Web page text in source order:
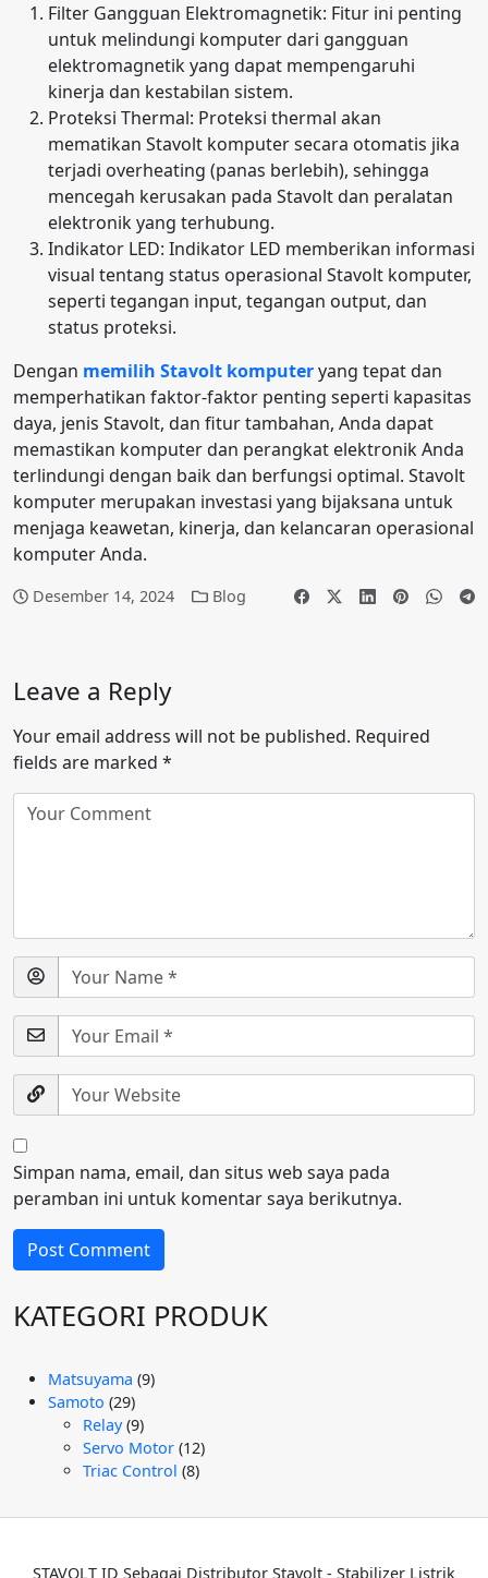
Filter Gangguan Elektromagnetik: Fitur ini penting
untuk melindungi komputer dari gangguan
elektromagnetik yang dapat mempengaruhi
kinerja dan kestabilan sistem.
Proteksi Thermal: Proteksi thermal akan
mematikan Stavolt komputer secara otomatis jika
terjadi overheating (panas berlebih), sehingga
mencegah kerusakan pada Stavolt dan peralatan
elektronik yang terhubung.
Indikator LED: Indikator LED memberikan informasi
visual tentang status operasional Stavolt komputer,
seperti tegangan input, tegangan output, dan
status proteksi.
Dengan memilih Stavolt komputeryang tepat dan
memperhatikan faktor-faktor penting seperti kapasitas
daya, jenis Stavolt, dan fitur tambahan, Anda dapat
memastikan komputer dan perangkat elektronik Anda
terlindungi dengan baik dan berfungsi optimal. Stavolt
komputer merupakan investasi yang bijaksana untuk
menjaga keawetan, kinerja, dan kelancaran operasional
komputer Anda.
Desember 14, 2024 Blog
Leave a Reply
Your email address will not be published. Required
fields are marked *
Simpan nama, email, dan situs web saya pada
peramban ini untuk komentar saya berikutnya.
KATEGORI PRODUK
Matsuyama 99
Samoto 2929
Produk
Relay 99
Produk
Servo Motor 1212
Triac Control 88
STAVOLT ID Sebagai Distributor Stavolt - Stabilizer Listrik